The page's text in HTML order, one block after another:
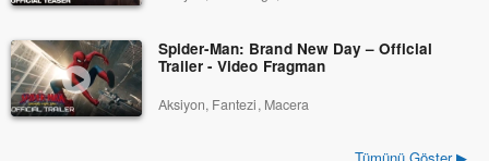
Spider-Man: Brand New Day – Official
Trailer - Video Fragman
Aksiyon, Fantezi, Macera